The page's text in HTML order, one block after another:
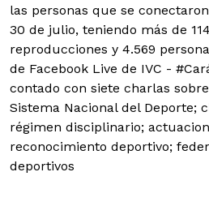
las personas que se
30 de julio, teniendo más de
reproducciones y 4.569
de Facebook Live de IVC -
contado con siete charlas
Sistema Nacional del Deporte;
régimen disciplinario;
reconocimiento deportivo;
deportivos